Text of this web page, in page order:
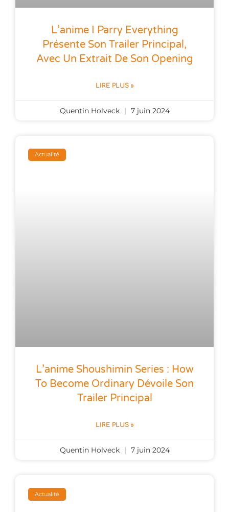
L’anime I Parry Everything
Présente Son Trailer Principal,
Avec Un Extrait De Son Opening
LIRE PLUS »
Quentin Holveck 7 juin 2024
Actualité
L’anime Shoushimin Series : How
To Become Ordinary Dévoile Son
Trailer Principal
LIRE PLUS »
Quentin Holveck 7 juin 2024
Actualité